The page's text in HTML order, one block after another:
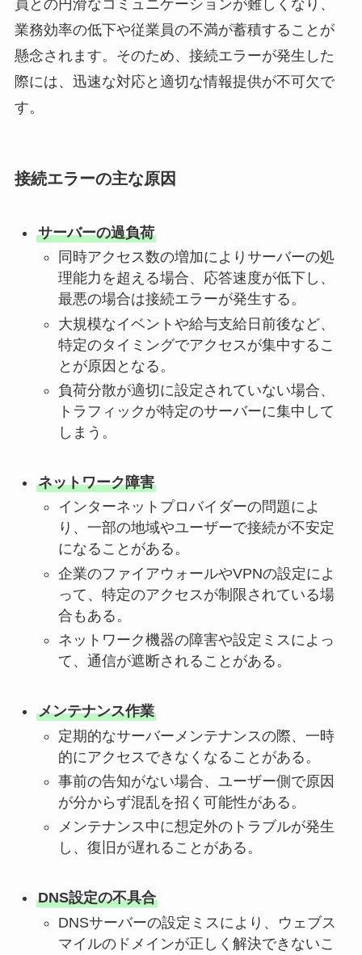
員との円滑なコミュニケーションが難しくなり、
業務効率の低下や従業員の不満が蓄積することが
懸念されます。そのため、接続エラーが発生した
際には、迅速な対応と適切な情報提供が不可欠で
す。
接続エラーの主な原因
サーバーの過負荷
同時アクセス数の増加によりサーバーの処
理能力を超える場合、応答速度が低下し、
最悪の場合は接続エラーが発生する。
大規模なイベントや給与支給日前後など、
特定のタイミングでアクセスが集中するこ
とが原因となる。
負荷分散が適切に設定されていない場合、
トラフィックが特定のサーバーに集中して
しまう。
ネットワーク障害
インターネットプロバイダーの問題によ
り、一部の地域やユーザーで接続が不安定
になることがある。
企業のファイアウォールやVPNの設定によ
って、特定のアクセスが制限されている場
合もある。
ネットワーク機器の障害や設定ミスによっ
て、通信が遮断されることがある。
メンテナンス作業
定期的なサーバーメンテナンスの際、一時
的にアクセスできなくなることがある。
事前の告知がない場合、ユーザー側で原因
が分からず混乱を招く可能性がある。
メンテナンス中に想定外のトラブルが発生
し、復旧が遅れることがある。
DNS設定の不具合
DNSサーバーの設定ミスにより、ウェブス
マイルのドメインが正しく解決できないこ